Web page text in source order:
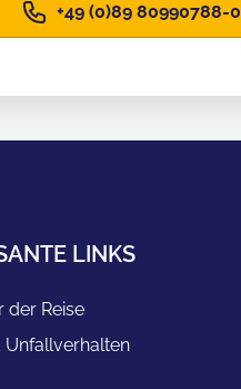
+49 (0)89 80990788-0
LINKS
der Reise
Unfallverhalten